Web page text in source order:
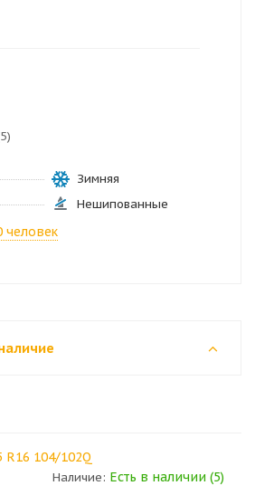
Зимняя
Нешипованные
человек
104/102Q
Наличие: Есть в наличии (5)